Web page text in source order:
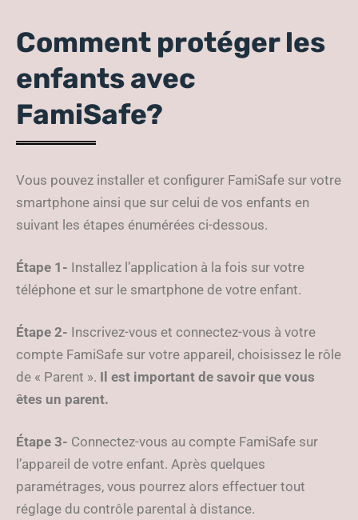
Comment protéger les
enfants avec
FamiSafe?
Vous pouvez installer et configurer FamiSafe sur votre
smartphone ainsi que sur celui de vos enfants en
suivant les étapes énumérées ci-dessous.
Étape 1- Installez l’application à la fois sur votre
téléphone et sur le smartphone de votre enfant.
Étape 2- Inscrivez-vous et connectez-vous à votre
compte FamiSafe sur votre appareil, choisissez le rôle
de « Parent ». Il est important de savoir que vous
êtes un parent.
Étape 3- Connectez-vous au compte FamiSafe sur
l’appareil de votre enfant. Après quelques
paramétrages, vous pourrez alors effectuer tout
réglage du contrôle parental à distance.